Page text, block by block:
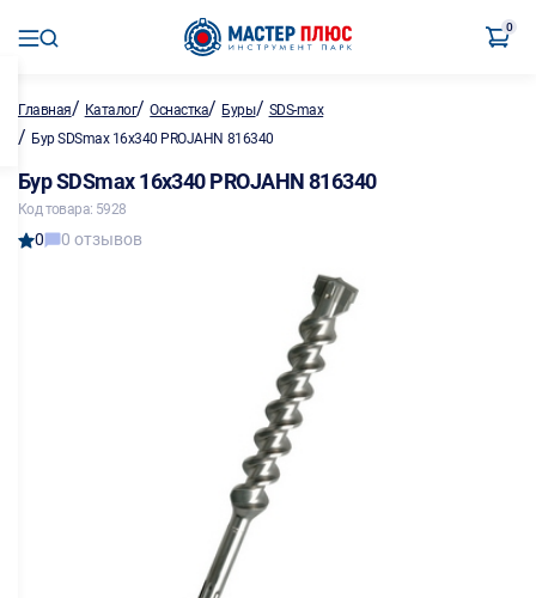
0
Главная/ Каталог/Оснастка/ Буры/ SDS-max
/ Бур SDSmax 16х340 PROJAHN 816340
Бур SDSmax 16х340 PROJAHN 816340
Код товара: 5928
0 0 отзывов